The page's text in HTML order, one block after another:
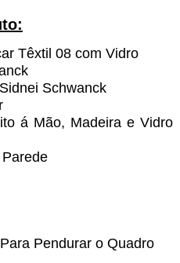
Têxtil 08 com Vidro
Schwanck
á Mão, Madeira e Vidro
Pendurar o Quadro